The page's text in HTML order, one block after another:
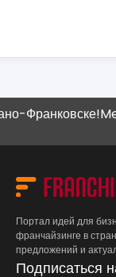
Meat
Портал идей для
франчайзинге в
предложений и
Подписаться